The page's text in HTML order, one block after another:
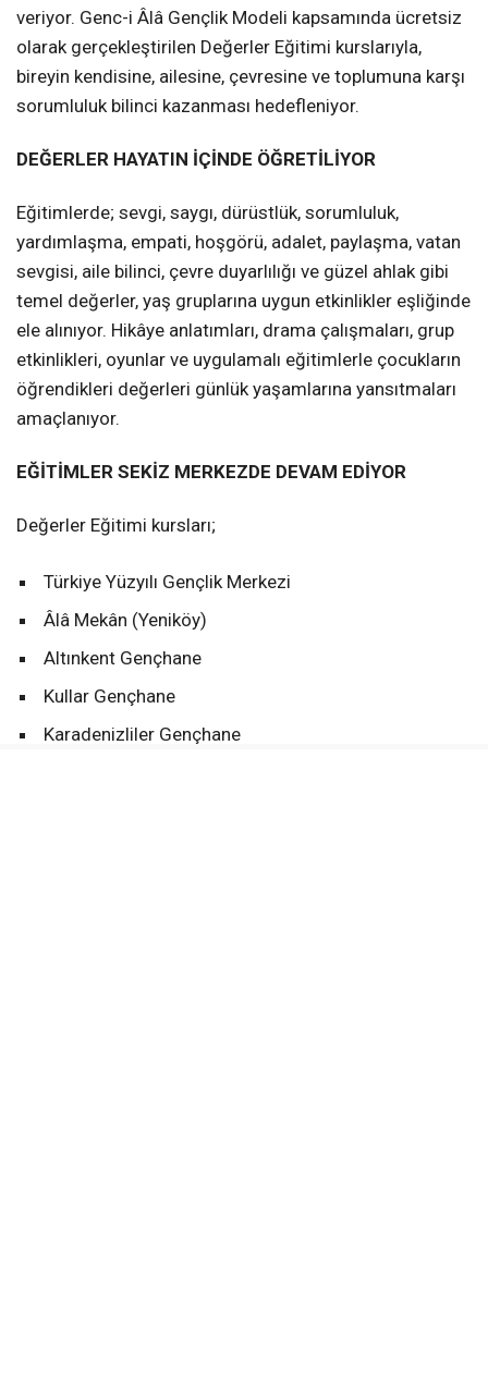
veriyor. Genc-i Âlâ Gençlik Modeli kapsamında ücretsiz
olarak gerçekleştirilen Değerler Eğitimi kurslarıyla,
bireyin kendisine, ailesine, çevresine ve toplumuna karşı
sorumluluk bilinci kazanması hedefleniyor.
DEĞERLER HAYATIN İÇİNDE ÖĞRETİLİYOR
Eğitimlerde; sevgi, saygı, dürüstlük, sorumluluk,
yardımlaşma, empati, hoşgörü, adalet, paylaşma, vatan
sevgisi, aile bilinci, çevre duyarlılığı ve güzel ahlak gibi
temel değerler, yaş gruplarına uygun etkinlikler eşliğinde
ele alınıyor. Hikâye anlatımları, drama çalışmaları, grup
etkinlikleri, oyunlar ve uygulamalı eğitimlerle çocukların
öğrendikleri değerleri günlük yaşamlarına yansıtmaları
amaçlanıyor.
EĞİTİMLER SEKİZ MERKEZDE DEVAM EDİYOR
Değerler Eğitimi kursları;
Türkiye Yüzyılı Gençlik Merkezi
Âlâ Mekân (Yeniköy)
Altınkent Gençhane
Kullar Gençhane
Karadenizliler Gençhane